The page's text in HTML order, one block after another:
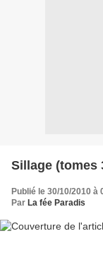
Sillage (tomes
Publié le 30/10/2010 à
Par La fée Paradis